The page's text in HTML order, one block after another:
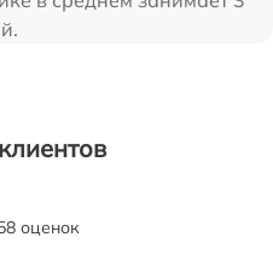
оценок